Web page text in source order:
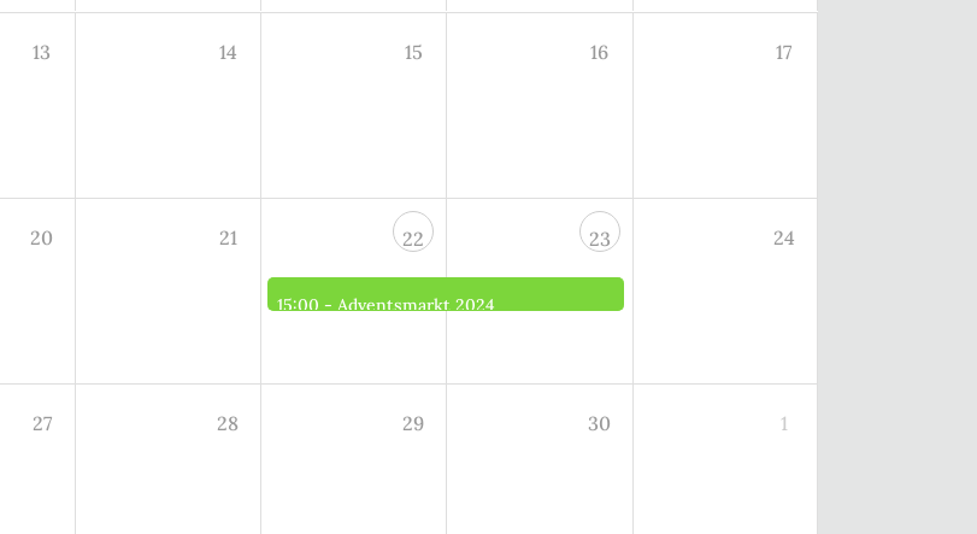
13 14 15 16 17
20 21 22
15:00 - Adventsmarkt 2024
23 24
27 28 29 30 1